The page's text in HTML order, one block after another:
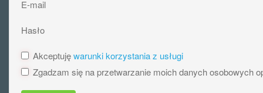
E-mail
Hasło
Akceptujęwarunki korzystania z usługi
Zgadzam się na przetwarzanie moich danych osobowych